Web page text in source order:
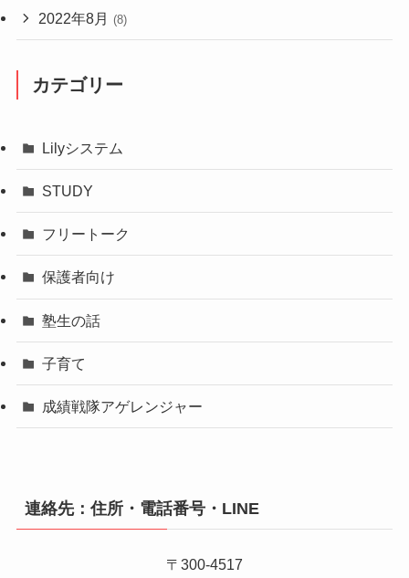
2022年8月 (8)
カテゴリー
Lilyシステム
STUDY
フリートーク
保護者向け
塾生の話
子育て
成績戦隊アゲレンジャー
連絡先：住所・電話番号・LINE
〒300-4517